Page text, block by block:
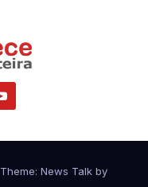
Theme: News Talk by